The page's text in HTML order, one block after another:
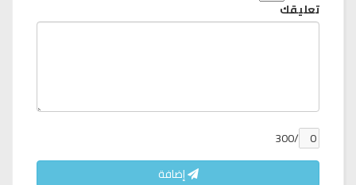
تعليقك
/300
إضافة